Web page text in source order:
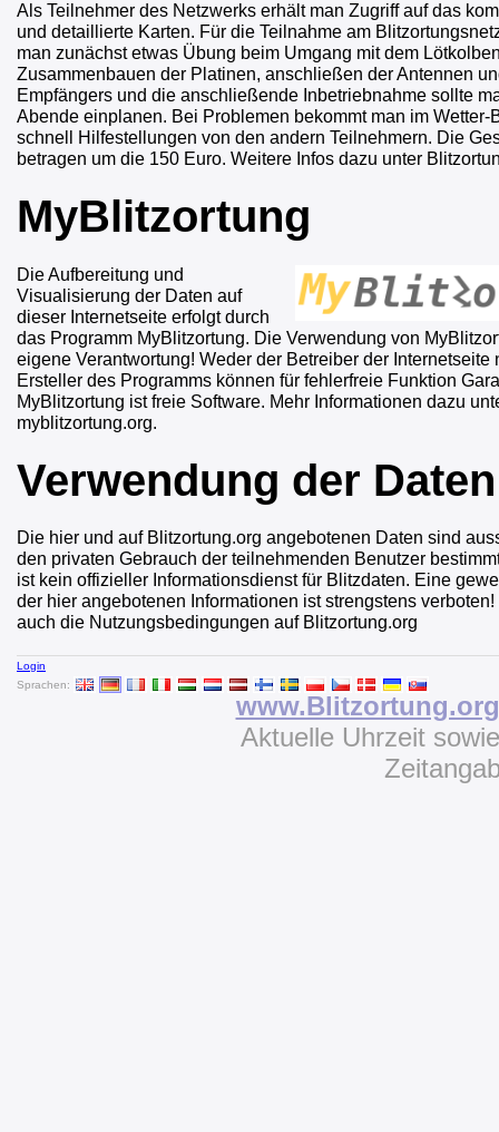
Als Teilnehmer des Netzwerks erhält man Zugriff auf das
und detaillierte Karten. Für die Teilnahme am
man zunächst etwas Übung beim Umgang mit dem
Zusammenbauen der Platinen, anschließen der Antennen
Empfängers und die anschließende Inbetriebnahme sollte
Abende einplanen. Bei Problemen bekommt man im Wetter-
schnell Hilfestellungen von den andern Teilnehmern. Die
betragen um die 150 Euro. Weitere Infos dazu unter
MyBlitzortung
Die Aufbereitung und
Visualisierung der Daten auf
dieser Internetseite erfolgt durch
das Programm MyBlitzortung. Die Verwendung von
eigene Verantwortung! Weder der Betreiber der Internetseite
Ersteller des Programms können für fehlerfreie Funktion
MyBlitzortung ist freie Software. Mehr Informationen dazu
myblitzortung.org.
Verwendung der Daten
Die hier und auf Blitzortung.org angebotenen Daten sind
den privaten Gebrauch der teilnehmenden Benutzer
ist kein offizieller Informationsdienst für Blitzdaten. Eine
der hier angebotenen Informationen ist strengstens
auch die Nutzungsbedingungen auf Blitzortung.org
Login
Sprachen:
www.Blitzortung.org
Aktuelle Uhrzeit